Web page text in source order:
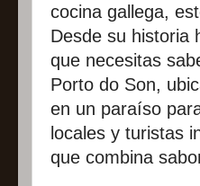
cocina gallega,
Desde su historia
que necesitas
Porto do Son,
en un paraíso
locales y turistas
que combina